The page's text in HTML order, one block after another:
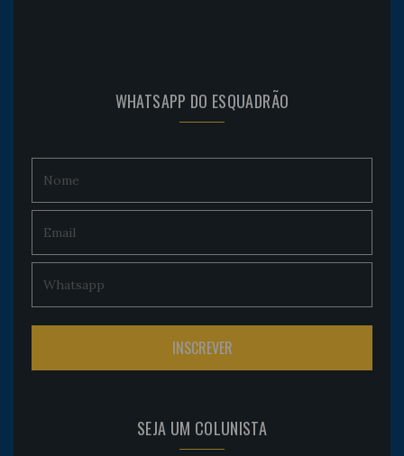
WHATSAPP DO ESQUADRÃO
SEJA UM COLUNISTA